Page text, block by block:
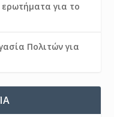
για το
Πολιτών για